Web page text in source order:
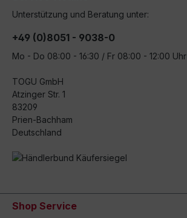
Unterstützung und Beratung unter:
+49 (0)8051 - 9038-0
Mo - Do 08:00 - 16:30 / Fr 08:00 - 12:00 Uhr
TOGU GmbH
Atzinger Str. 1
83209
Prien-Bachham
Deutschland
Shop Service